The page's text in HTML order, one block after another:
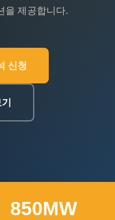
을 제공합니다.
신청
850MW